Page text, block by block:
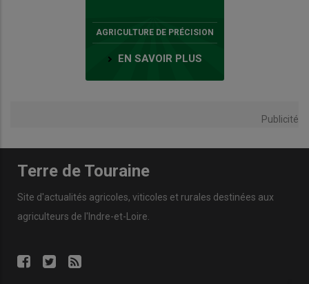
AGRICULTURE DE PRÉCISION
EN SAVOIR PLUS
Publicité
Terre de Touraine
Site d'actualités agricoles, viticoles et rurales destinées aux
agriculteurs de l'Indre-et-Loire.